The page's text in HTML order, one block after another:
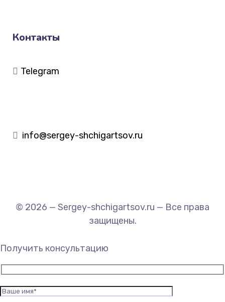
Контакты
Telegram
info@sergey-shchigartsov.ru
© 2026 — Sergey-shchigartsov.ru — Все права
защищены.
Получить консультацию